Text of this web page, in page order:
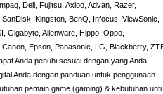
Dell, Fujitsu, Axioo, Advan, Razer,
Kingston, BenQ, Infocus, ViewSonic,
Gigabyte, Alienware, Hippo, Oppo,
Epson, Panasonic, LG, Blackberry,
Anda penuhi sesuai dengan yang Anda
Anda dengan panduan untuk penggunaan
pemain game (gaming) & kebutuhan